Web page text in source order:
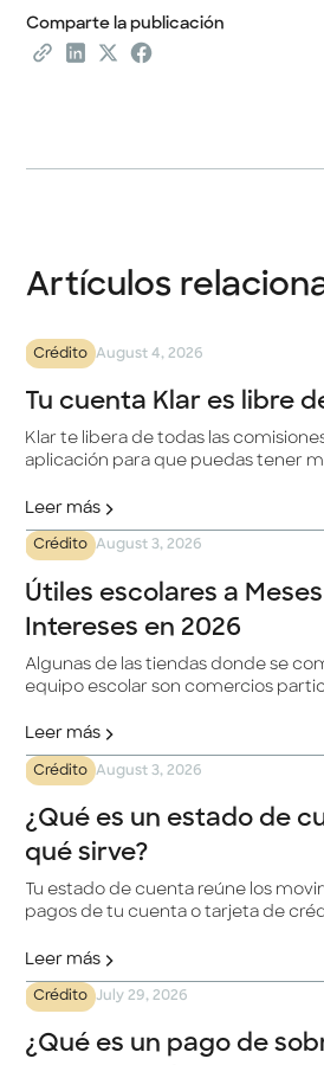
Comparte la publicación
Artículos
Crédito August 4, 2026
Tu cuenta Klar es libre
Klar te libera de todas las
aplicación para que puedas tener
Leer más
Crédito August 3, 2026
Útiles escolares a Meses
Intereses en 2026
Algunas de las tiendas donde se
equipo escolar son comercios
así que puedes cubrir el gasto
en partes, sin pagar ni un peso
Leer más
Crédito August 3, 2026
¿Qué es un estado de
qué sirve?
Tu estado de cuenta reúne los
pagos de tu cuenta o tarjeta de
contiene, cómo leerlo y cuáles son
los estados de cuenta de crédito y
Leer más
Crédito July 29, 2026
¿Qué es un pago de